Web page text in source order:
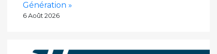
Génération »
6 Août 2026